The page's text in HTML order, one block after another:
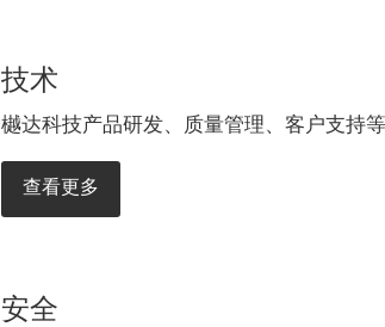
技术
樾达科技产品研发、质量管理、客户支持
查看更多
安全